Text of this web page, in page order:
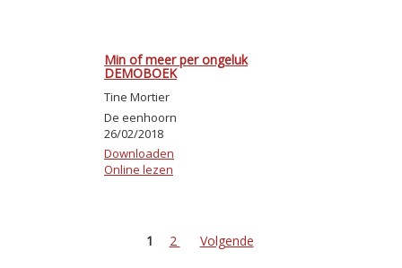
Min of meer per ongeluk
DEMOBOEK
Tine Mortier
De eenhoorn
26/02/2018
Downloaden
Online lezen
1 2 Volgende